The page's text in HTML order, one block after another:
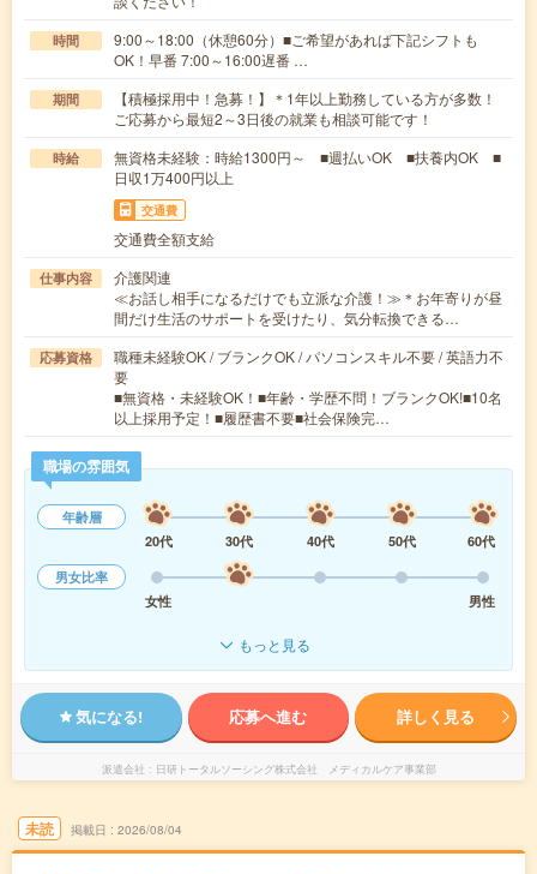
時間
9:00～18:00（休憩60分）■ご希望があれば下記シフトも
OK！早番 7:00～16:00遅番 …
期間
【積極採用中！急募！】＊1年以上勤務している方が多数！
ご応募から最短2～3日後の就業も相談可能です！
時給
無資格未経験：時給1300円～ ■週払いOK ■扶養内OK ■
日収1万400円以上
交通費
交通費全額支給
仕事内容
介護関連
≪お話し相手になるだけでも立派な介護！≫＊お年寄りが昼
間だけ生活のサポートを受けたり、気分転換できる…
応募資格
職種未経験OK / ブランクOK / パソコンスキル不要 / 英語力不
要
■無資格・未経験OK！■年齢・学歴不問！ブランクOK!■10名
以上採用予定！■履歴書不要■社会保険完…
職場の雰囲気
年齢層
20代
30代 40代 50代
60代
男女比率
女性
男性
もっと見る
気になる! 応募へ進む 詳しく見る
派遣会社 日研トータルソーシング株式会社 メディカルケア事業部
未読 掲載日 2026/08/04